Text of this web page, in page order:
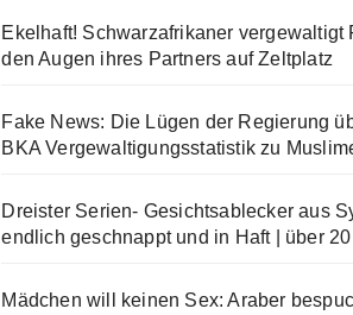
Ekelhaft! Schwarzafrikaner vergewaltigt
den Augen ihres Partners auf Zeltplatz
Fake News: Die Lügen der Regierung
BKA Vergewaltigungsstatistik zu
Dreister Serien- Gesichtsablecker aus
endlich geschnappt und in Haft | über
Mädchen will keinen Sex: Araber